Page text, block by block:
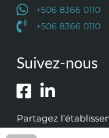
+506 8366 0110
+506 8366 0110
Suivez-nous
Partagez